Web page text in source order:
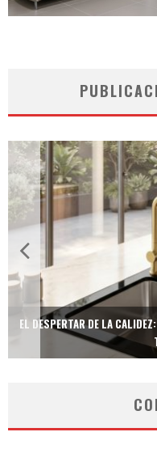
EL DESPERTAR DE LA